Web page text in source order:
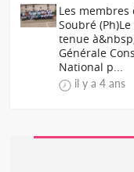
Les membres
Soubré
tenue
Générale
National p...
il y a 4 ans